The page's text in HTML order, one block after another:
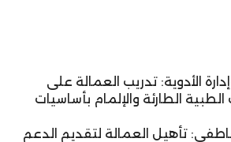
الأدوية: تدريب العمالة على
الطارئة والإلمام بأساسيات
تأهيل العمالة لتقديم الدعم